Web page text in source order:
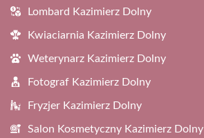
Lombard Kazimierz Dolny
Kwiaciarnia Kazimierz Dolny
Weterynarz Kazimierz Dolny
Fotograf Kazimierz Dolny
Fryzjer Kazimierz Dolny
Salon Kosmetyczny Kazimierz Dolny